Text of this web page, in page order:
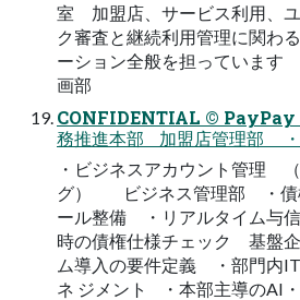
室 加盟店、サービス利用、
ク審査と継続利用管理に関わ
ーション全般を担っていま
画部
CONFIDENTIAL ©
務推進本部 加盟店管理部
・ビジネスアカウント管理
グ） ビジネス管理部 ・債
ール整備 ・リアルタイム与
時の債権仕様チェック 基盤
ム導入の要件定義 ・部門内
ネ ジメント ・本部主導のAI